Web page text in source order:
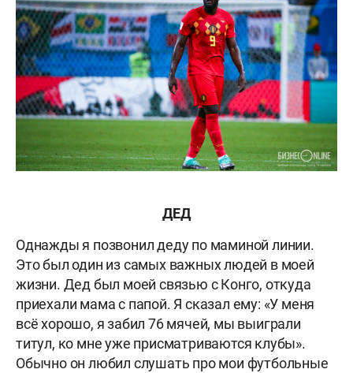
ДЕД
Однажды я позвонил деду по маминой линии.
Это был один из самых важных людей в моей
жизни. Дед был моей связью с Конго, откуда
приехали мама с папой. Я сказал ему: «У меня
всё хорошо, я забил 76 мячей, мы выиграли
титул, ко мне уже присматриваются клубы».
Обычно он любил слушать про мои футбольные